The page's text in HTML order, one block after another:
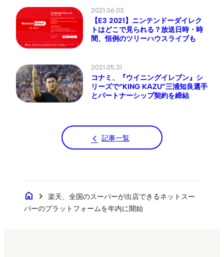
2021.06.03
【E3 2021】ニンテンドーダイレク
トはどこで見られる？放送日時・時
間、恒例のツリーハウスライブも
2021.05.31
コナミ、『ウイニングイレブン』シ
リーズで“KING KAZU”三浦知良選手
とパートナーシップ契約を締結
記事一覧
home chevron_right
楽天、全国のスーパーが出店できるネットスー
パーのプラットフォームを年内に開始